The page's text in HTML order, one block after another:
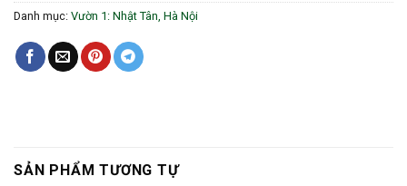
Danh mục: Vườn 1: Nhật Tân, Hà Nội
SẢN PHẨM TƯƠNG TỰ